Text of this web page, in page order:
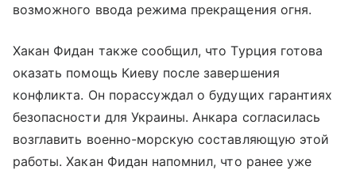
возможного ввода режима прекращения огня.
Хакан Фидан также сообщил, что Турция готова
оказать помощь Киеву после завершения
конфликта. Он порассуждал о будущих гарантиях
безопасности для Украины. Анкара согласилась
возглавить военно-морскую составляющую этой
работы. Хакан Фидан напомнил, что ранее уже